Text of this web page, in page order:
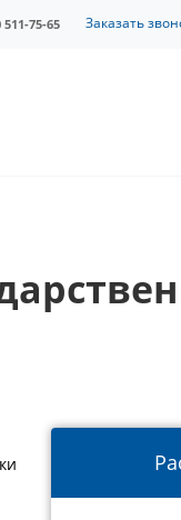
511-75-65 Заказать